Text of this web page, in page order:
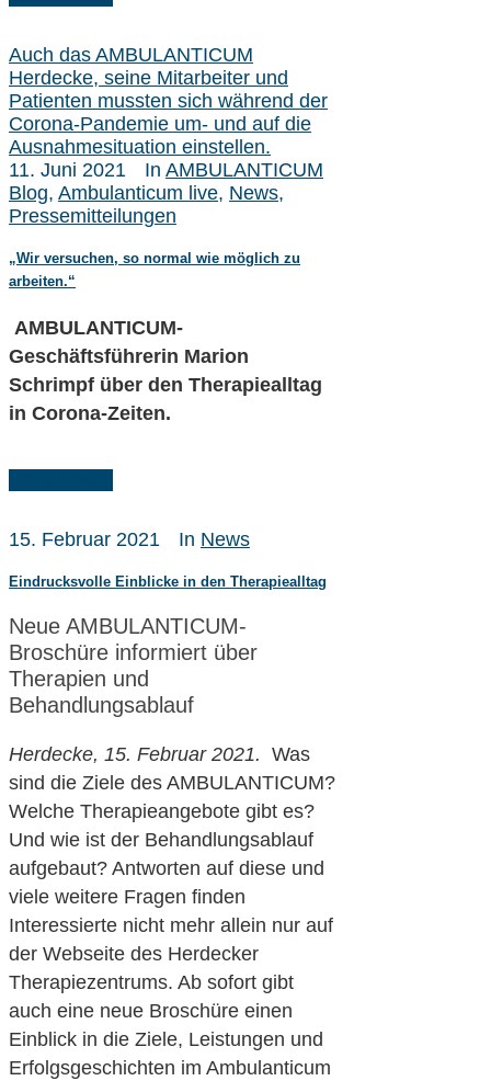
Auch das AMBULANTICUM
Herdecke, seine Mitarbeiter und
Patienten mussten sich während der
Corona-Pandemie um- und auf die
Ausnahmesituation einstellen.
11. Juni 2021
In AMBULANTICUM
Blog, Ambulanticum live, News,
Pressemitteilungen
„Wir versuchen, so normal wie möglich zu
arbeiten.“
AMBULANTICUM-
Geschäftsführerin Marion
Schrimpf über den Therapiealltag
in Corona-Zeiten.
15. Februar 2021 In News
Eindrucksvolle Einblicke in den Therapiealltag
Neue AMBULANTICUM-
Broschüre informiert über
Therapien und
Behandlungsablauf
Herdecke, 15. Februar 2021. Was
sind die Ziele des AMBULANTICUM?
Welche Therapieangebote gibt es?
Und wie ist der Behandlungsablauf
aufgebaut? Antworten auf diese und
viele weitere Fragen finden
Interessierte nicht mehr allein nur auf
der Webseite des Herdecker
Therapiezentrums. Ab sofort gibt
auch eine neue Broschüre einen
Einblick in die Ziele, Leistungen und
Erfolgsgeschichten im Ambulanticum